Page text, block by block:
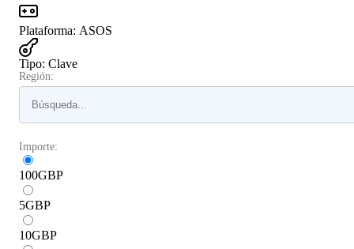
Plataforma: ASOS
Tipo: Clave
Región:
Importe:
100GBP
5GBP
10GBP